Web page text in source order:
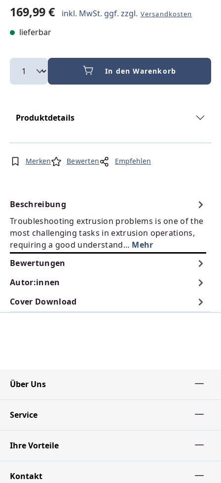
169,99 € inkl. MwSt. ggf. zzgl. Versandkosten
lieferbar
In den Warenkorb
Produktdetails
Merken Bewerten Empfehlen
Beschreibung
Troubleshooting extrusion problems is one of the
most challenging tasks in extrusion operations,
requiring a good understand… Mehr
Bewertungen
Autor:innen
Cover Download
Über Uns
Service
Ihre Vorteile
Kontakt